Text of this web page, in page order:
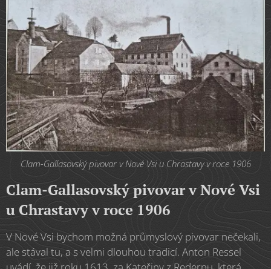
Clam-Gallasovský pivovar v Nové Vsi u Chrastavy v roce 1906
Clam-Gallasovský pivovar v Nové Vsi
u Chrastavy v roce 1906
V Nové Vsi bychom možná průmyslový pivovar nečekali,
ale stával tu, a s velmi dlouhou tradicí. Anton Ressel